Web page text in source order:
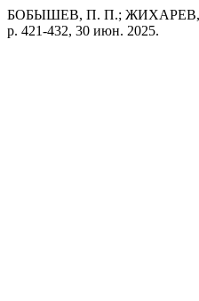
БОБЫШЕВ, П. П.; ЖИХАРЕВ, А.
p. 421-432, 30 июн. 2025.